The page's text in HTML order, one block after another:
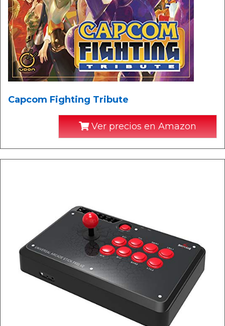
Capcom Fighting Tribute
Ver precios en Amazon